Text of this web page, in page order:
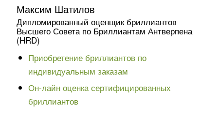
Максим Шатилов
Дипломированный оценщик бриллиантов
Высшего Совета по Бриллиантам Антверпена
(HRD)
Приобретение бриллиантов по
индивидуальным заказам
Он-лайн оценка сертифицированных
бриллиантов